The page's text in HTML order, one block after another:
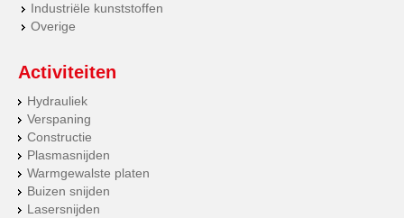
Industriële kunststoffen
Overige
Activiteiten
Hydrauliek
Verspaning
Constructie
Plasmasnijden
Warmgewalste platen
Buizen snijden
Lasersnijden